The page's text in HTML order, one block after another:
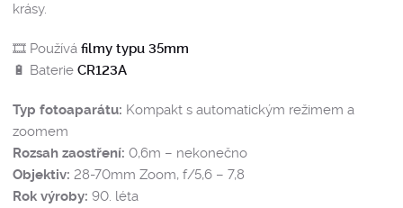
krásy.
🎞️ Používáfilmy typu 35mm
🔋 BaterieCR123A
Typ fotoaparátu: Kompakt s automatickým režimem a
zoomem
Rozsah zaostření: 0,6m – nekonečno
Objektiv:28-70mm Zoom, f/5,6 – 7,8
Rok výroby:90. léta